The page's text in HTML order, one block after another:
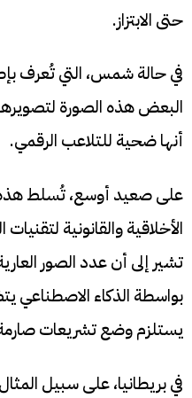
حتى الابتزاز.
في حالة شمس، التي تُعرف
البعض هذه الصورة
أنها ضحية للتلاعب الرقمي.
على صعيد أوسع، تُسلط هذه
الأخلاقية والقانونية
تشير إلى أن عدد الصور
بواسطة الذكاء الاصطناعي
يستلزم وضع تشريعات
في بريطانيا، على سبيل